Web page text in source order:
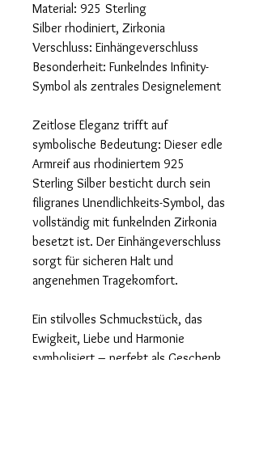
Material: 925 Sterling
Silber rhodiniert, Zirkonia
Verschluss: Einhängeverschluss
Besonderheit: Funkelndes Infinity-
Symbol als zentrales Designelement
Zeitlose Eleganz trifft auf
symbolische Bedeutung: Dieser edle
Armreif aus rhodiniertem 925
Sterling Silber besticht durch sein
filigranes Unendlichkeits-Symbol, das
vollständig mit funkelnden Zirkonia
besetzt ist. Der Einhängeverschluss
sorgt für sicheren Halt und
angenehmen Tragekomfort.
Ein stilvolles Schmuckstück, das
Ewigkeit, Liebe und Harmonie
symbolisiert – perfekt als Geschenk